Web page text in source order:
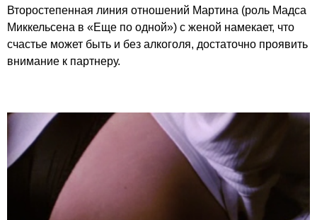
Второстепенная линия отношений Мартина (роль Мадса
Миккельсена в «Еще по одной») с женой намекает, что
счастье может быть и без алкоголя, достаточно проявить
внимание к партнеру.